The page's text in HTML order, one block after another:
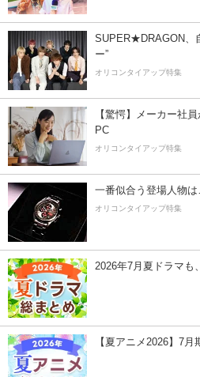
SUPER★DRAGON、
ー”
オリコンタイアップ特集
【驚愕】メーカー社
PC
オリコンタイアップ特集
一番似合う登場人物
オリコンタイアップ特集
2026年7月夏ドラマも
【夏アニメ2026】7